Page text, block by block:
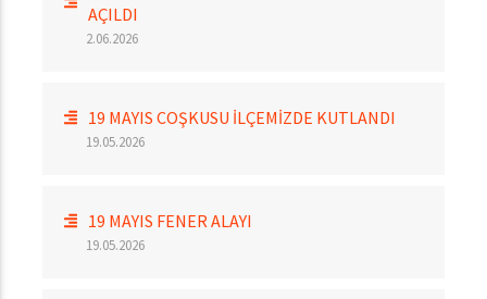
AÇILDI
2.06.2026
19 MAYIS COŞKUSU İLÇEMİZDE KUTLANDI
19.05.2026
19 MAYIS FENER ALAYI
19.05.2026